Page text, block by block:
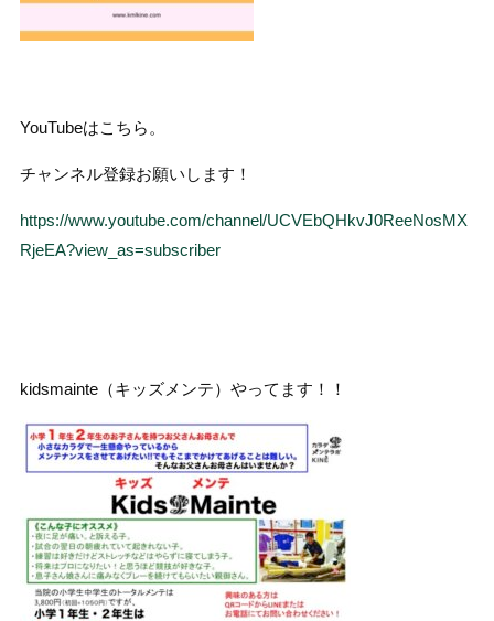
YouTubeはこちら。
チャンネル登録お願いします！
https://www.youtube.com/channel/UCVEbQHkvJ0ReeNosMX
RjeEA?view_as=subscriber
kidsmainte（キッズメンテ）やってます！！